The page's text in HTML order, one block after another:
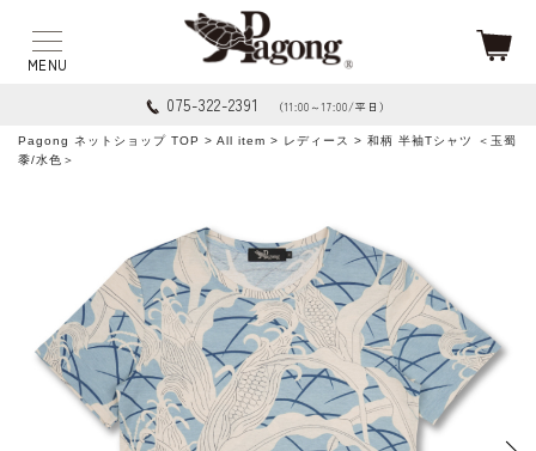
075-322-2391 （11:00～17:00/平日）
Pagong ネットショップ TOP > All item > レディース
> 和柄 半袖Tシャツ ＜玉蜀
黍/水色＞